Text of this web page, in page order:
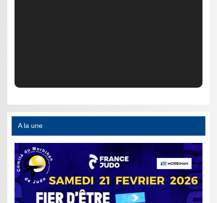
A la une